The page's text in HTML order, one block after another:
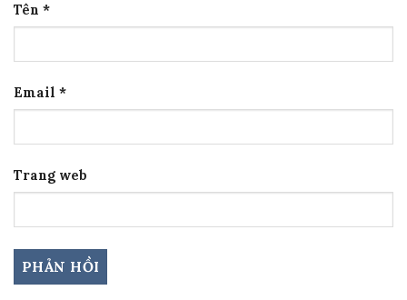
Tên *
Email *
Trang web